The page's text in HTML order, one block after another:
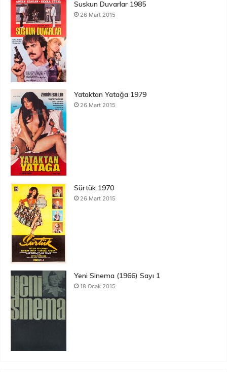
Suskun Duvarlar 1985
26 Mart 2015
Yataktan Yatağa 1979
26 Mart 2015
Sürtük 1970
26 Mart 2015
Yeni Sinema (1966) Sayı 1
18 Ocak 2015